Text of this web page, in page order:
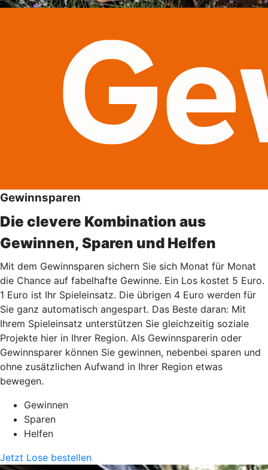
Gewinnsparen
Die clevere Kombination aus
Gewinnen, Sparen und Helfen
Mit dem Gewinnsparen sichern Sie sich Monat für Monat
die Chance auf fabelhafte Gewinne. Ein Los kostet 5 Euro.
1 Euro ist Ihr Spieleinsatz. Die übrigen 4 Euro werden für
Sie ganz automatisch angespart. Das Beste daran: Mit
Ihrem Spieleinsatz unterstützen Sie gleichzeitig soziale
Projekte hier in Ihrer Region. Als Gewinnsparerin oder
Gewinnsparer können Sie gewinnen, nebenbei sparen und
ohne zusätzlichen Aufwand in Ihrer Region etwas
bewegen.
Gewinnen
Sparen
Helfen
Jetzt Lose bestellen